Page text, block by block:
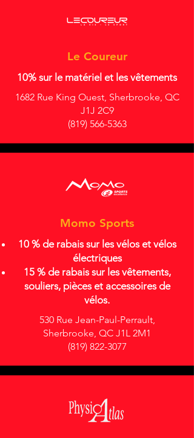
Le Coureur
10% sur le matériel et les vêtements
1682 Rue King Ouest, Sherbrooke, QC
J1J 2C9
(819) 566-5363
Momo Sports
10 % de rabais sur les vélos et vélos
électriques
15 % de rabais sur les vêtements,
souliers, pièces et accessoires de
vélos.
530 Rue Jean-Paul-Perrault,
Sherbrooke, QC J1L 2M1
(819) 822-3077